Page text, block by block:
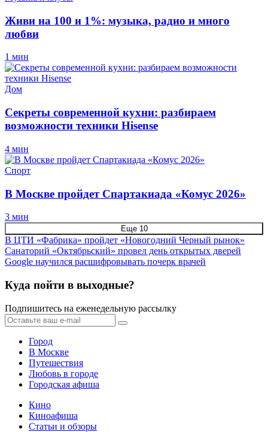
Живи на 100 и 1%: музыка, радио и много
любви
1 мин
Дом
Секреты современной кухни: разбираем
возможности техники Hisense
4 мин
Спорт
В Москве пройдет Спартакиада «Комус 2026»
3 мин
Еще 10
В ЦТИ «Фабрика» пройдет «Новогодний Черный рынок»
Санаторий «Октябрьский» провел день открытых дверей
Google научился расшифровывать почерк врачей
Куда пойти в выходные?
Подпишитесь на еженедельную рассылку
Город
В Москве
Путешествия
Любовь в городе
Городская афиша
Кино
Киноафиша
Статьи и обзоры